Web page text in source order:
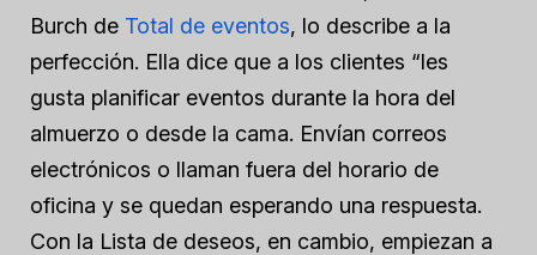
Burch de Total de eventos, lo describe a la
perfección. Ella dice que a los clientes “les
gusta planificar eventos durante la hora del
almuerzo o desde la cama. Envían correos
electrónicos o llaman fuera del horario de
oficina y se quedan esperando una respuesta.
Con la Lista de deseos, en cambio, empiezan a